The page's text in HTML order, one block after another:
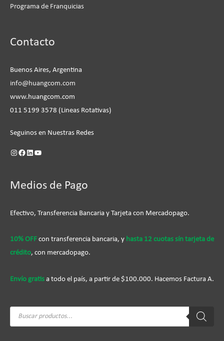
Programa de Franquicias
Contacto
Buenos Aires, Argentina
info@huangcom.com
www.huangcom.com
011 5199 3578 (Lineas Rotativas)
Seguinos en Nuestras Redes
Medios de Pago
Efectivo, Transferencia Bancaria y Tarjeta con Mercadopago.
10% OFF con transferencia bancaria, y hasta 12 cuotas sín tarjeta de
crédito, con mercadopago.
Envío gratis a todo el país, a partir de $100.000. Hacemos Factura A.
Búsqueda